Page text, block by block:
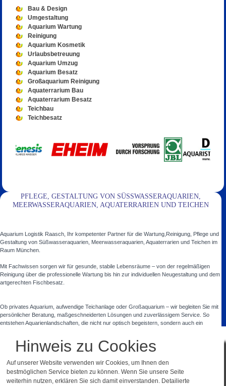
Hinweis zu Cookies
Auf unserer Website verwenden wir Cookies, um Ihnen den
bestmöglichen Service bieten zu können. Wenn Sie unsere Seite
weiterhin nutzen, erklären Sie sich damit einverstanden. Detailierte
Bau & Design
Umgestaltung
Aquarium Wartung
Reinigung
Aquarium Kosmetik
Urlaubsbetreuung
Aquarium Umzug
Aquarium Besatz
Großaquarium Reinigung
Aquaterrarium Bau
Aquaterrarium Besatz
Teichbau
Teichbesatz
PFLEGE, GESTALTUNG VON SÜSSWASSERAQUARIEN, M
EERWASSERAQUARIEN, AQUATERRARIEN UND TEICHEN
Aquarium Logistik Raasch, Ihr kompetenter Partner für die Wartung,Reinigung, Pflege und
Gestaltung von Süßwasseraquarien, Meerwasseraquarien, Aquaterrarien und Teichen im
Raum München.
Mit Fachwissen sorgen wir für gesunde, stabile Lebensräume – von der regelmäßigen
Reinigung über die professionelle Wartung bis hin zur individuellen Neugestaltung und dem
artgerechten Fischbesatz.
Ob privates Aquarium, aufwendige Teichanlage oder Großaquarium – wir begleiten Sie mit
persönlicher Beratung, maßgeschneiderten Lösungen und zuverlässigem Service. So
entstehen Aquarienlandschaften, die nicht nur optisch begeistern, sondern auch ein
In diesen Orten, Ortsteilen und Landkreisen sind wir für Sie da:
Umgebung
Ebersberg Starnberg Dachau Fürstenfeldbruck